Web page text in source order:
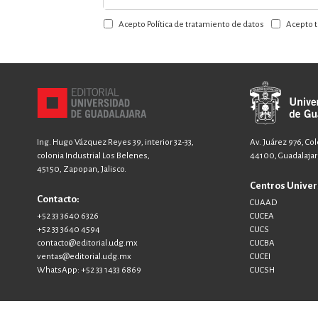
a
nuestroAcepto Política de tratamiento de datos Acepto
Ing. Hugo Vázquez Reyes 39, interior 32-33,
colonia Industrial Los Belenes,
45150, Zapopan, Jalisco.
Contacto:
+52 33 3640 6326
+52 33 3640 4594
contacto@editorial.udg.mx
ventas@editorial.udg.mx
WhatsApp: +52 33 1433 6869
Av. Juárez 976,
44100,
Centros
CUAAD
CUCEA
CUCS
CUCBA
CUCEI
CUCSH